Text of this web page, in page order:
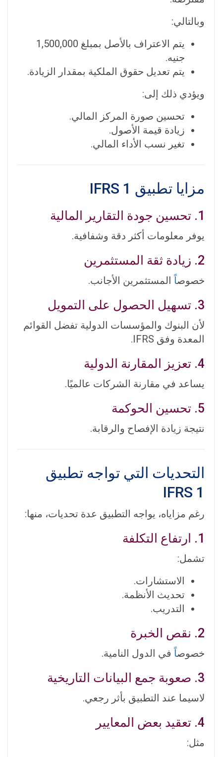
وبالتالي:
يتم الاعتراف بالأصل بمبلغ 1,500,000
جنيه.
يتم تعديل حقوق الملكية بمقدار الزيادة.
ويؤدي ذلك إلى:
تحسين صورة المركز المالي.
زيادة قيمة الأصول.
تغير نسب الأداء المالي.
مزايا تطبيق IFRS 1
1. تحسين جودة التقارير المالية
يوفر معلومات أكثر دقة وشفافية.
2. زيادة ثقة المستثمرين
خصوصاً المستثمرين الأجانب.
3. تسهيل الحصول على التمويل
لأن البنوك والمؤسسات الدولية تفضل القوائم
المعدة وفق IFRS.
4. تعزيز المقارنة الدولية
يساعد في مقارنة الشركات عالميًا.
5. تحسين الحوكمة
نتيجة زيادة الإفصاح والرقابة.
التحديات التي تواجه تطبيق
IFRS 1
رغم مزاياه، يواجه التطبيق عدة تحديات، منها:
1. ارتفاع التكلفة
تشمل:
الاستشارات.
تحديث الأنظمة.
التدريب.
2. نقص الخبرة
خصوصاً في الدول النامية.
3. صعوبة جمع البيانات التاريخية
لاسيما عند التطبيق بأثر رجعي.
4. تعقيد بعض المعايير
مثل: